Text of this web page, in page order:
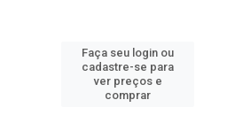
Faça seu login ou
cadastre-se para
ver preços e
comprar